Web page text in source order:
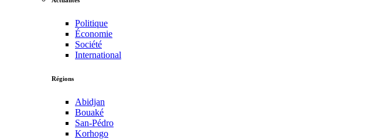
Politique
Économie
Société
International
Régions
Abidjan
Bouaké
San-Pédro
Korhogo